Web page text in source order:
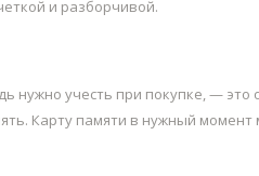
и разборчивой.
нужно учесть при покупке, —
Карту памяти в нужный